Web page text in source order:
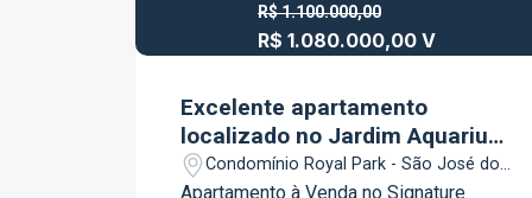
R$ 1.100.000,00
R$ 1.080.000,00 V
Excelente apartamento
localizado no Jardim Aquarius
em São José dos Campos!
Condomínio Royal Park - São José dos
Campos/SP
Apartamento à Venda no Signature